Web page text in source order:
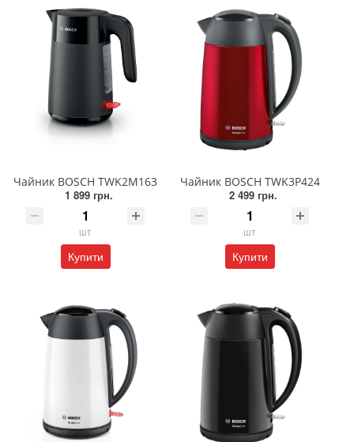
Чайник BOSCH TWK2M163
1 899 грн.
шт
Купити
Чайник BOSCH TWK3P424
2 499 грн.
шт
Купити